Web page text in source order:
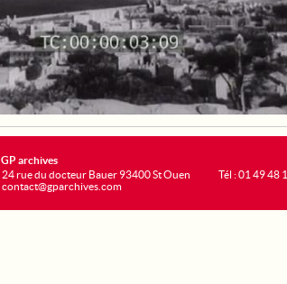
GP archives
24 rue du docteur Bauer 93400 St Ouen
contact@gparchives.com
Tél : 01 49 48